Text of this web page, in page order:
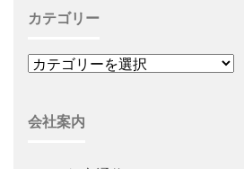
カテゴリー
会社案内